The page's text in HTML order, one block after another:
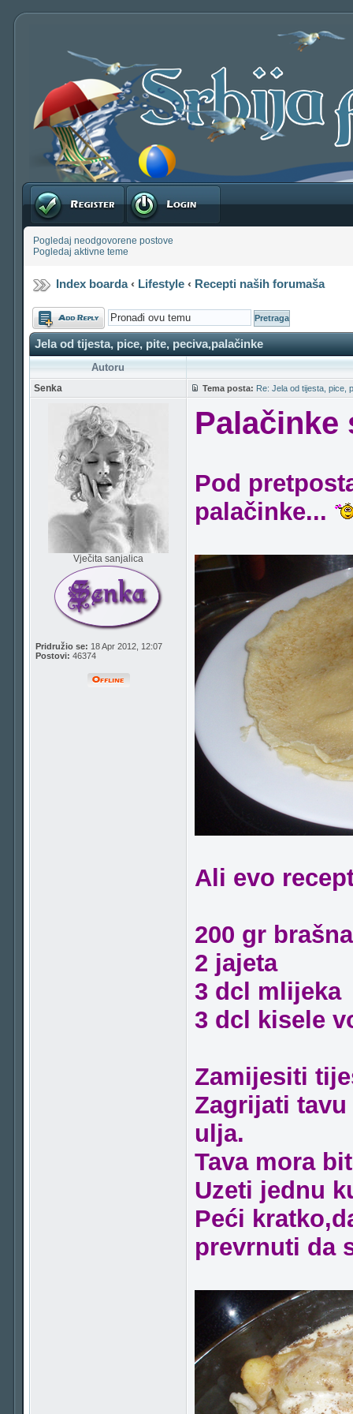
Registruj se Prijavite se
Pogledaj neodgovorene postove
Pogledaj aktivne teme
Index boarda‹ Lifestyle‹ Recepti naših forumaša
Odgovori
Jela od tijesta, pice, pite, peciva,palačinke
Autoru
Senka Tema posta: Re: Jela od tijesta, pice,
Vječita sanjalica
Pridružio se: 18 Apr 2012, 12:07
Postovi: 46374
Palačinke
Pod
palačinke...
Ali evo
200 gr brašna
2 jajeta
3 dcl mlijeka
3 dcl kisele
Zamijesiti
Zagrijati
ulja.
Tava mora
Uzeti jednu
Peći
prevrnuti da